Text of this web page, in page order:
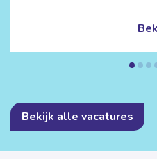
Bekijk alle vacatures